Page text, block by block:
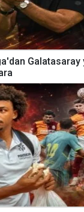
Galatasaray